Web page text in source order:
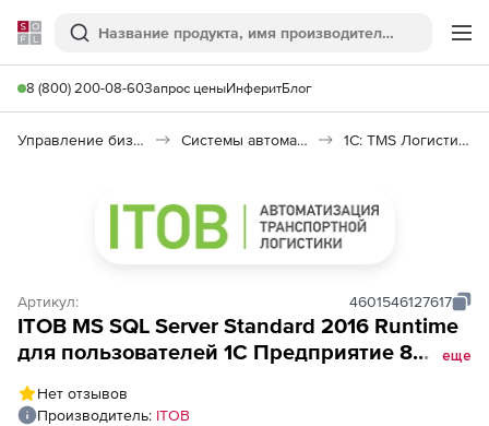
Softline
Поиск
8 (800) 200-08-60Запрос ценыИнферитБлог
Управление бизнесом, CRM/ERP Системы автоматизации 1С: TMS Логистика. Управление перевозками
Артикул: 4601546127617
ITOB MS SQL Server Standard 2016 Runtime
для пользователей 1С Предприятие 8
еще
Нет отзывов
Производитель: ITOB